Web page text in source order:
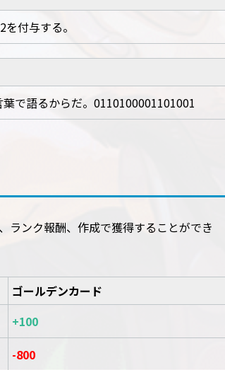
付与する。
で語るからだ。0110100001101001
ランク報酬、作成で獲得することができ
ゴールデンカード
+100
-800